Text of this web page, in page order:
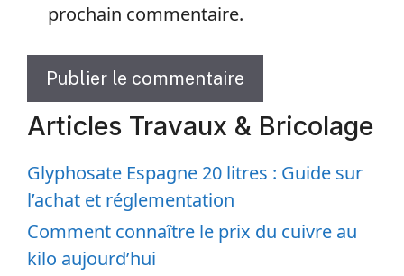
prochain commentaire.
Articles Travaux & Bricolage
Glyphosate Espagne 20 litres : Guide sur
l’achat et réglementation
Comment connaître le prix du cuivre au
kilo aujourd’hui